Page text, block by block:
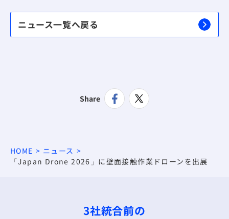
ニュース一覧へ戻る
Share
HOME
ニュース
「Japan Drone 2026」に壁面接触作業ドローンを出展
3社統合前の